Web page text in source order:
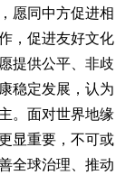
愿同中方促进相
，促进友好文化
提供公平、非歧
稳定发展，认为
。面对世界地缘
显重要，不可或
全球治理、推动